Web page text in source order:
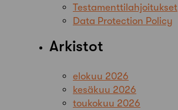
Testamenttilahjoitukset
Data Protection Policy
Arkistot
elokuu 2026
kesäkuu 2026
toukokuu 2026